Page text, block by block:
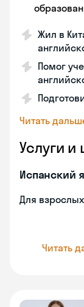
Жил в
Помог
Читать
Услуги и
Испанский
Для
Читать